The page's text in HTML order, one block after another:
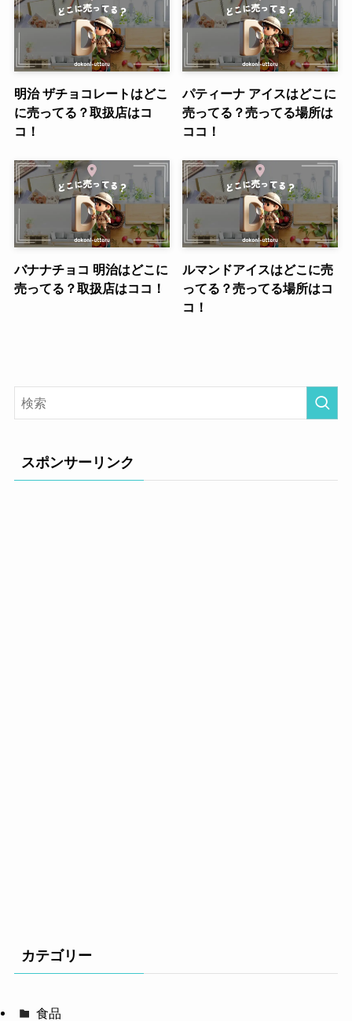
明治 ザチョコレートはどこ
に売ってる？取扱店はコ
コ！
パティーナ アイスはどこに
売ってる？売ってる場所は
ココ！
バナナチョコ 明治はどこに
売ってる？取扱店はココ！
ルマンドアイスはどこに売
ってる？売ってる場所はコ
コ！
スポンサーリンク
カテゴリー
食品